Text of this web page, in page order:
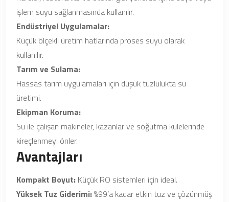
işlem suyu sağlanmasında kullanılır.
Endüstriyel Uygulamalar:
Küçük ölçekli üretim hatlarında proses suyu olarak
kullanılır.
Tarım ve Sulama:
Hassas tarım uygulamaları için düşük tuzlulukta su
üretimi.
Ekipman Koruma:
Su ile çalışan makineler, kazanlar ve soğutma kulelerinde
kireçlenmeyi önler.
Avantajları
Kompakt Boyut: Küçük RO sistemleri için ideal.
Yüksek Tuz Giderimi:%99’a kadar etkin tuz ve çözünmüş